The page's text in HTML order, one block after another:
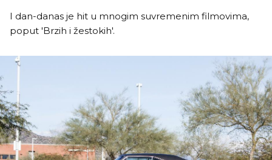
I dan-danas je hit u mnogim suvremenim filmovima,
poput 'Brzih i žestokih'.